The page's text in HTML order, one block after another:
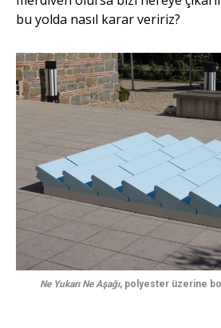
bu yolda nasıl karar veririz?
Ne Yukarı Ne Aşağı, polyester üzerine